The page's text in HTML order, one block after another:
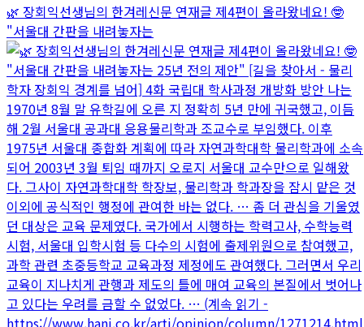
🌿 장회익선생님의 한겨레신문 연재글 제4편이 올라왔네요! 🤓
"서울대 간판을 내려놓자는